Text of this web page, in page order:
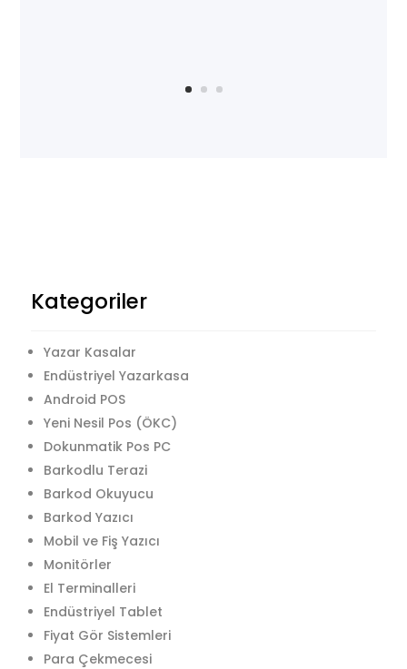
Kategoriler
Yazar Kasalar
Endüstriyel Yazarkasa
Android POS
Yeni Nesil Pos (ÖKC)
Dokunmatik Pos PC
Barkodlu Terazi
Barkod Okuyucu
Barkod Yazıcı
Mobil ve Fiş Yazıcı
Monitörler
El Terminalleri
Endüstriyel Tablet
Fiyat Gör Sistemleri
Para Çekmecesi